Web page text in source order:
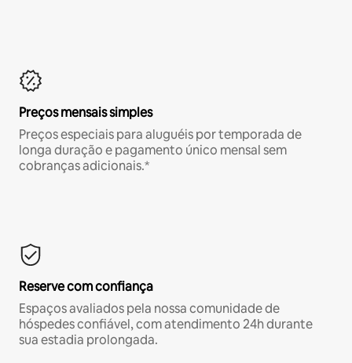
Preços mensais simples
Preços especiais para aluguéis por temporada de
longa duração e pagamento único mensal sem
cobranças adicionais.*
Reserve com confiança
Espaços avaliados pela nossa comunidade de
hóspedes confiável, com atendimento 24h durante
sua estadia prolongada.